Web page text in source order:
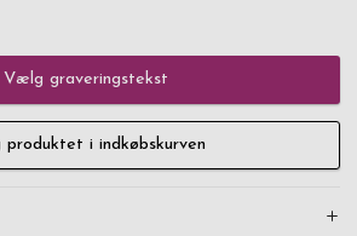
Vælg graveringstekst
i indkøbskurven